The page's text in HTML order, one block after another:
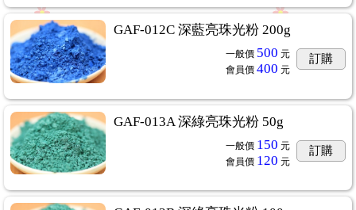
GAF-012C 深藍亮珠光粉 200g
一般價 500 元
會員價 400 元
訂購
GAF-013A 深綠亮珠光粉 50g
一般價 150 元
會員價 120 元
訂購